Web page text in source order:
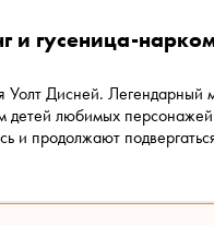
и гусеница-
Уолт Дисней. Легендарный
детей любимых
и продолжают